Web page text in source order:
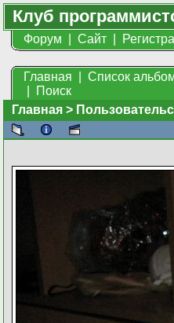
Клуб
Форум Сайт
Главная Список
Поиск
Главная >